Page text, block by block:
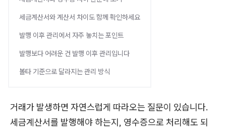
세금계산서와 계산서 차이도 함께 확인하세요
발행 이후 관리에서 자주 놓치는 포인트
발행보다 어려운 건 발행 이후 관리입니다
볼타 기준으로 달라지는 관리 방식
거래가 발생하면 자연스럽게 따라오는 질문이 있습니다.
세금계산서를 발행해야 하는지, 영수증으로 처리해도 되